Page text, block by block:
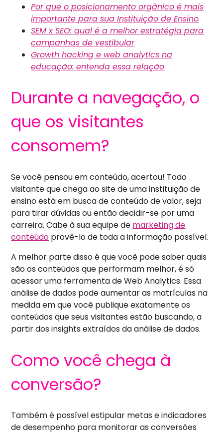
Por que o posicionamento orgânico é mais
importante para sua Instituição de Ensino
SEM x SEO: qual é a melhor estratégia para
campanhas de vestibular
Growth hacking e web analytics na
educação: entenda essa relação
Durante a navegação, o
que os visitantes
consomem?
Se você pensou em conteúdo, acertou! Todo
visitante que chega ao site de uma instituição de
ensino está em busca de conteúdo de valor, seja
para tirar dúvidas ou então decidir-se por uma
carreira. Cabe à sua equipe de marketing de
conteúdo provê-lo de toda a informação possível.
A melhor parte disso é que você pode saber quais
são os conteúdos que performam melhor, é só
acessar uma ferramenta de Web Analytics. Essa
análise de dados pode aumentar as matrículas na
medida em que você publique exatamente os
conteúdos que seus visitantes estão buscando, a
partir dos insights extraídos da análise de dados.
Como você chega à
conversão?
Também é possível estipular metas e indicadores
de desempenho para monitorar as conversões